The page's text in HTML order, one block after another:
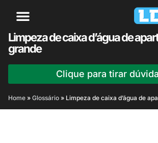
Limpeza de caixa d’água de
grande
Clique para tirar
Home » Glossário » Limpeza de caixa d’água de